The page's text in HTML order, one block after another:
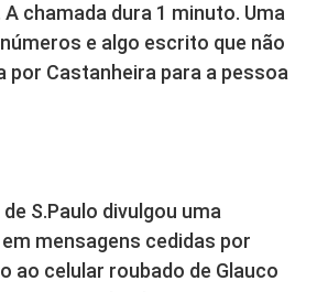
chamada dura 1 minuto. Uma
e algo escrito que não
por Castanheira para a pessoa
de S.Paulo divulgou uma
mensagens cedidas por
ao celular roubado de Glauco